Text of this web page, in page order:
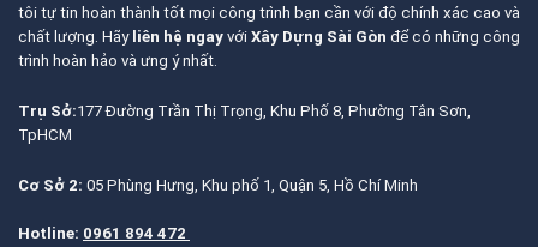
tôi tự tin hoàn thành tốt mọi công trình bạn cần với độ chính xác cao và
chất lượng. Hãy liên hệ ngay với Xây Dựng Sài Gòn để có những công
trình hoàn hảo và ưng ý nhất.
Trụ Sở:177 Đường Trần Thị Trọng, Khu Phố 8, Phường Tân Sơn,
TpHCM
Cơ Sở 2: 05 Phùng Hưng, Khu phố 1, Quận 5, Hồ Chí Minh
Hotline: 0961 894 472